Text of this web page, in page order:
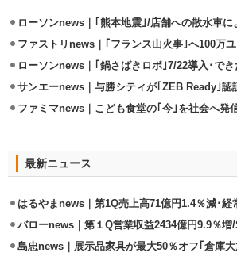
サンエーnews｜与勝シティが｢ZEB Ready｣認
最新ニュース